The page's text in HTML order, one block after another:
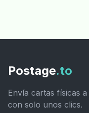
Postage.to
Envía cartas físicas
con solo unos clics.